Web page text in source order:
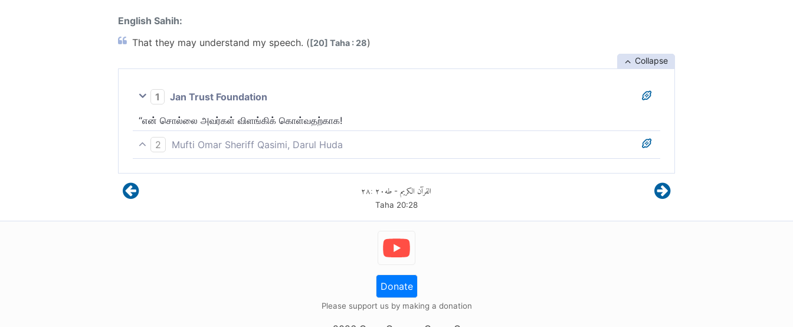
English Sahih:
That they may understand my speech. ([20] Taha : 28)
Collapse
1
Jan Trust Foundation
“என் சொல்லை அவர்கள் விளங்கிக் கொள்வதற்காக!
2
Mufti Omar Sheriff Qasimi, Darul Huda
القرآن الكريم - طه٢٠:٢٨
Taha 20:28
Donate
Please support us by making a donation